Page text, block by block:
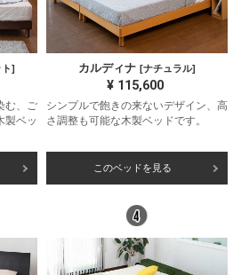
]
む、ご
製ベッ
カルディナ [ナチュラル]
¥ 115,600
シンプルで飽きの来ないデザイン、高
さ調整も可能な木製ベッドです。
このベッドを見る